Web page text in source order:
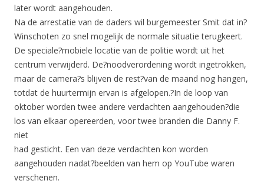
later wordt aangehouden.
Na de arrestatie van de daders wil burgemeester Smit dat in?
Winschoten zo snel mogelijk de normale situatie terugkeert.
De speciale?mobiele locatie van de politie wordt uit het
centrum verwijderd. De?noodverordening wordt ingetrokken,
maar de camera?s blijven de rest?van de maand nog hangen,
totdat de huurtermijn ervan is afgelopen.?In de loop van
oktober worden twee andere verdachten aangehouden?die
los van elkaar opereerden, voor twee branden die Danny F.
niet
had gesticht. Een van deze verdachten kon worden
aangehouden nadat?beelden van hem op YouTube waren
verschenen.